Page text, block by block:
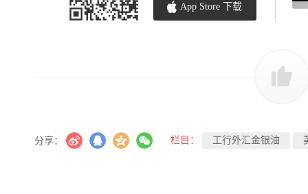
App Store 下载
分享： 栏目： 工行外汇金银油